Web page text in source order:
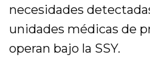
necesidades
unidades médicas de
operan bajo la SSY.